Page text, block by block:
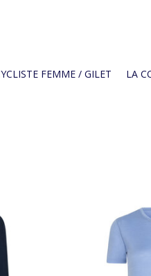
FEMME / GILET
LA
respirabilité et